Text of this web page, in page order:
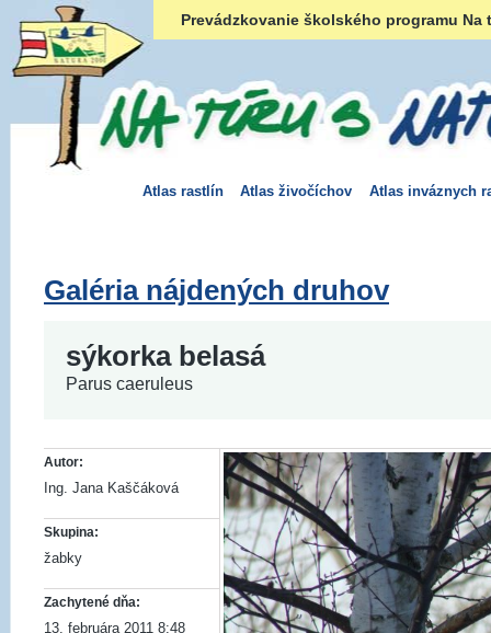
Prevádzkovanie školského programu
Atlas rastlín Atlas živočíchov Atlas inváznych
Galéria nájdených druhov
sýkorka belasá
Parus caeruleus
Autor:
Ing. Jana Kaščáková
Skupina:
žabky
Zachytené dňa:
13. februára 2011 8:48